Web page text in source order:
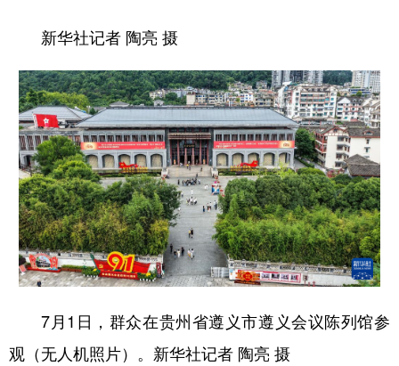
陕西 甘肃 青海 宁夏
新疆 内蒙古 黑龙江
多语种频道
English Español Français عربى
Русский язык 日本語 한국어
Deutsch Português
新华社记者 陶亮 摄
7月1日，群众在贵州省遵义市遵义会议陈列馆参
观（无人机照片）。新华社记者 陶亮 摄